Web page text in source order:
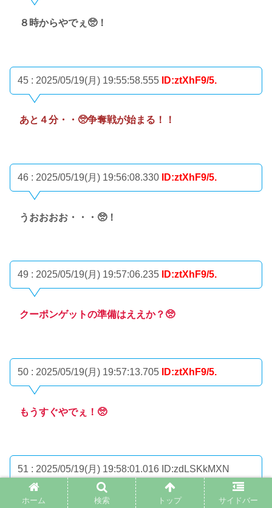
８時からやでぇ🥺！
45 : 2025/05/19(月) 19:55:58.555 ID:ztXhF9/5.
あと４分・・🥺争奪戦が始まる！！
46 : 2025/05/19(月) 19:56:08.330 ID:ztXhF9/5.
うおおおお・・・🥺！
49 : 2025/05/19(月) 19:57:06.235 ID:ztXhF9/5.
クーポンゲットの準備はええか？🥺
50 : 2025/05/19(月) 19:57:13.705 ID:ztXhF9/5.
もうすぐやでぇ！🥺
51 : 2025/05/19(月) 19:58:01.016 ID:zdLSKkMXN
ホーム 検索 トップ サイドバー